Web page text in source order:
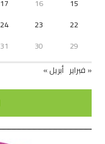
15
16
17
22
23
24
29
30
31
« فبراير أبريل »